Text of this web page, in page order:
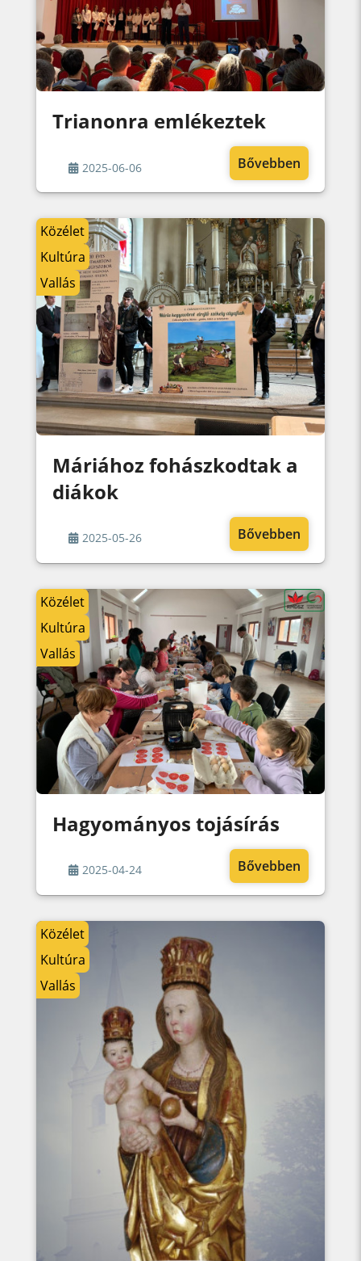
Trianonra emlékeztek
2025-06-06 Bővebben
Máriához fohászkodtak a
diákok
2025-05-26 Bővebben
Közélet
Kultúra
Vallás
Hagyományos tojásírás
2025-04-24 Bővebben
Közélet
Kultúra
Vallás
Közélet
Kultúra
Vallás